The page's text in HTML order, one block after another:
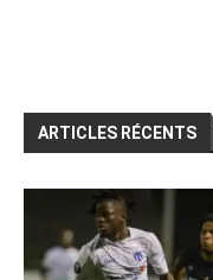
ARTICLES RÉCENTS